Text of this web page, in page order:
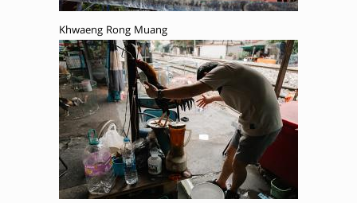
Khwaeng Rong Muang